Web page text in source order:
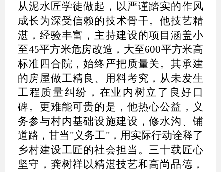
从泥水匠学徒做起，以严谨踏实的作风
成长为深受信赖的技术骨干。他技艺精
湛，经验丰富，主持建设的项目涵盖小
至45平方米危房改造，大至600平方米高
标准四合院，始终严把质量关。其承建
的房屋做工精良、用料考究，从未发生
工程质量纠纷，在业内树立了良好口
碑。更难能可贵的是，他热心公益，义
务参与村内基础设施建设，修水沟、铺
道路，甘当"义务工"，用实际行动诠释了
乡村建设工匠的社会担当。三十载匠心
坚守，龚树祥以精湛技艺和高尚品德，